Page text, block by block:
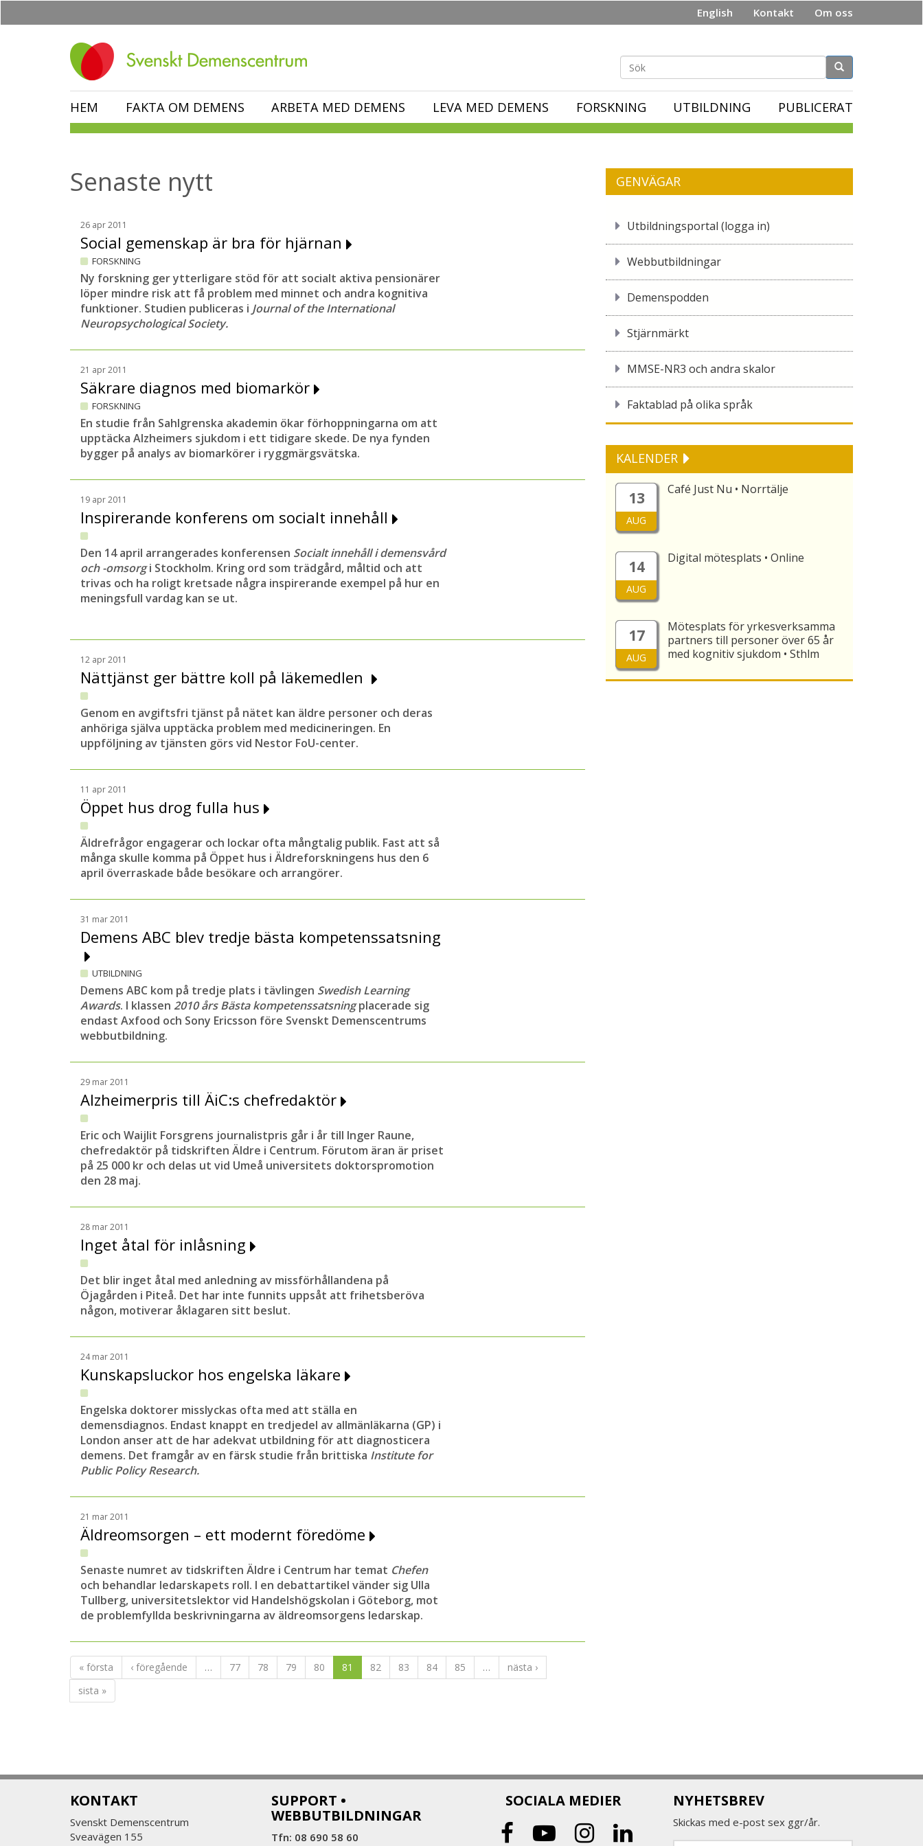
English Kontakt Om oss
Sökformulär
HEM FAKTA OM DEMENS ARBETA MED DEMENS LEVA MED DEMENS FORSKNING UTBILDNING PUBLICERAT
Senaste nytt
26 apr 2011
Social gemenskap är bra för hjärnan
FORSKNING
Ny forskning ger ytterligare stöd för att socialt aktiva pensionärer
löper mindre risk att få problem med minnet och andra kognitiva
funktioner. Studien publiceras i Journal of the International
Neuropsychological Society.
21 apr 2011
Säkrare diagnos med biomarkör
FORSKNING
En studie från Sahlgrenska akademin ökar förhoppningarna om att
upptäcka Alzheimers sjukdom i ett tidigare skede. De nya fynden
bygger på analys av biomarkörer i ryggmärgsvätska.
19 apr 2011
Inspirerande konferens om socialt innehåll
Den 14 april arrangerades konferensen Socialt innehåll i demensvård
och -omsorgi Stockholm. Kring ord som trädgård, måltid och att
trivas och ha roligt kretsade några inspirerande exempel på hur en
meningsfull vardag kan se ut.
12 apr 2011
Nättjänst ger bättre koll på läkemedlen
Genom en avgiftsfri tjänst på nätet kan äldre personer och deras
anhöriga själva upptäcka problem med medicineringen. En
uppföljning av tjänsten görs vid Nestor FoU-center.
11 apr 2011
Öppet hus drog fulla hus
Äldrefrågor engagerar och lockar ofta mångtalig publik. Fast att så
många skulle komma på Öppet hus i Äldreforskningens hus den 6
april överraskade både besökare och arrangörer.
31 mar 2011
Demens ABC blev tredje bästa kompetenssatsning
UTBILDNING
Demens ABC kom på tredje plats i tävlingen Swedish Learning
Awards. I klassen 2010 års Bästa kompetenssatsningplacerade sig
endast Axfood och Sony Ericsson före Svenskt Demenscentrums
webbutbildning.
29 mar 2011
Alzheimerpris till ÄiC:s chefredaktör
Eric och Waijlit Forsgrens journalistpris går i år till Inger Raune,
chefredaktör på tidskriften Äldre i Centrum. Förutom äran är priset
på 25 000 kr och delas ut vid Umeå universitets doktorspromotion
den 28 maj.
28 mar 2011
Inget åtal för inlåsning
Det blir inget åtal med anledning av missförhållandena på
Öjagården i Piteå. Det har inte funnits uppsåt att frihetsberöva
någon, motiverar åklagaren sitt beslut.
24 mar 2011
Kunskapsluckor hos engelska läkare
Engelska doktorer misslyckas ofta med att ställa en
demensdiagnos. Endast knappt en tredjedel av allmänläkarna (GP) i
London anser att de har adekvat utbildning för att diagnosticera
demens. Det framgår av en färsk studie från brittiska Institute for
Public Policy Research.
21 mar 2011
Äldreomsorgen – ett modernt föredöme
Senaste numret av tidskriften Äldre i Centrum har temat Chefen
och behandlar ledarskapets roll. I en debattartikel vänder sig Ulla
Tullberg, universitetslektor vid Handelshögskolan i Göteborg, mot
de problemfyllda beskrivningarna av äldreomsorgens ledarskap.
« första ‹ föregående … 77 78 79 80 81 82 83 84 85 …
nästa ›
sista »
GENVÄGAR
Utbildningsportal (logga in)
Webbutbildningar
Demenspodden
Stjärnmärkt
MMSE-NR3 och andra skalor
Faktablad på olika språk
KALENDER
13
AUG
Café Just Nu • Norrtälje
14
AUG
Digital mötesplats • Online
17
AUG
Mötesplats för yrkesverksamma
partners till personer över 65 år
med kognitiv sjukdom • Sthlm
KONTAKT
Svenskt Demenscentrum
Sveavägen 155
SUPPORT •
WEBBUTBILDNINGAR
Tfn: 08 690 58 60
SOCIALA MEDIER NYHETSBREV
Skickas med e-post sex ggr/år.